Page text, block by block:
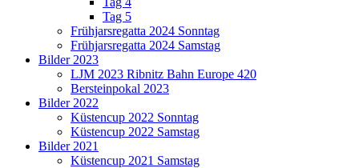
Tag 5
Frühjarsregatta 2024 Sonntag
Frühjarsregatta 2024 Samstag
Bilder 2023
LJM 2023 Ribnitz Bahn Europe 420
Bersteinpokal 2023
Bilder 2022
Küstencup 2022 Sonntag
Küstencup 2022 Samstag
Bilder 2021
Küstencup 2021 Samstag